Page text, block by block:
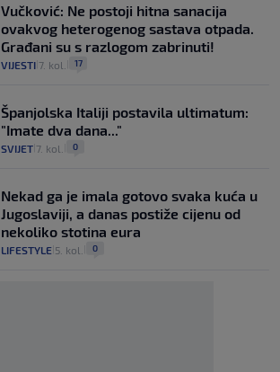
Vučković: Ne postoji hitna sanacija
ovakvog heterogenog sastava otpada.
Građani su s razlogom zabrinuti!
VIJESTI 7. kol. 17
Španjolska Italiji postavila ultimatum:
"Imate dva dana..."
SVIJET 7. kol. 0
Nekad ga je imala gotovo svaka kuća u
Jugoslaviji, a danas postiže cijenu od
nekoliko stotina eura
LIFESTYLE 5. kol. 0